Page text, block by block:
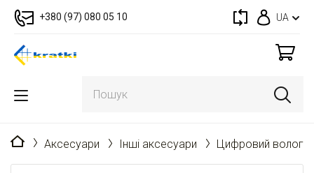
+380 (97) 080 05 10 UA
Головна
Аксесуари Інші аксесуари Цифровий